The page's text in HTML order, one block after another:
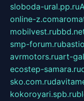
sloboda-ural.pp.ru
online-z.com
mobilvest.ru
smp-forum.ru
avrmotors.ruart-
ecostep-samara.ru
sko.com.ru
kokoroyari.spb.ru